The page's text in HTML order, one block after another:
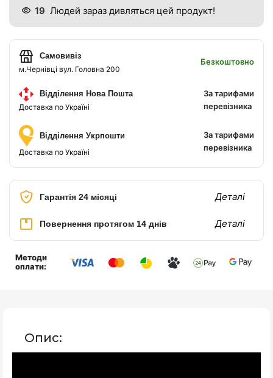
19 Людей зараз дивляться цей продукт!
Самовивіз
м.Чернівці вул. Головна 200
Безкоштовно
Відділення Нова Пошта
Доставка по Україні
За тарифами
перевізника
Відділення Укрпошти
Доставка по Україні
За тарифами
перевізника
Гарантія 24 місяці Деталі
Повернення протягом 14 днів Деталі
Методи
оплати:
Опис: